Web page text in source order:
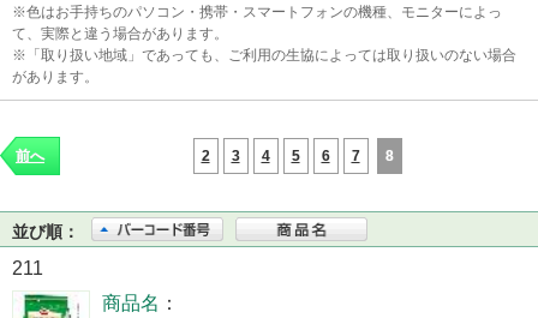
※色はお手持ちのパソコン・携帯・スマートフォンの機種、モニターによっ
て、実際と違う場合があります。
※「取り扱い地域」であっても、ご利用の生協によっては取り扱いのない場合
があります。
前へ 2 3 4 5 6 7 8
並び順：
211
商品名